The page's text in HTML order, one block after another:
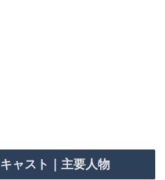
ャスト｜主要人物